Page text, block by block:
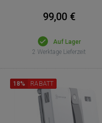
99,00 €
Auf Lager
2 Werktage Lieferzeit
18% RABATT